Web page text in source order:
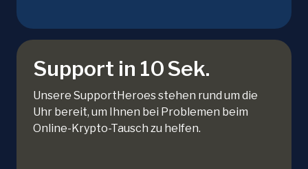
Support in 10 Sek.
Unsere SupportHeroes stehen rund um die
Uhr bereit, um Ihnen bei Problemen beim
Online-Krypto-Tausch zu helfen.